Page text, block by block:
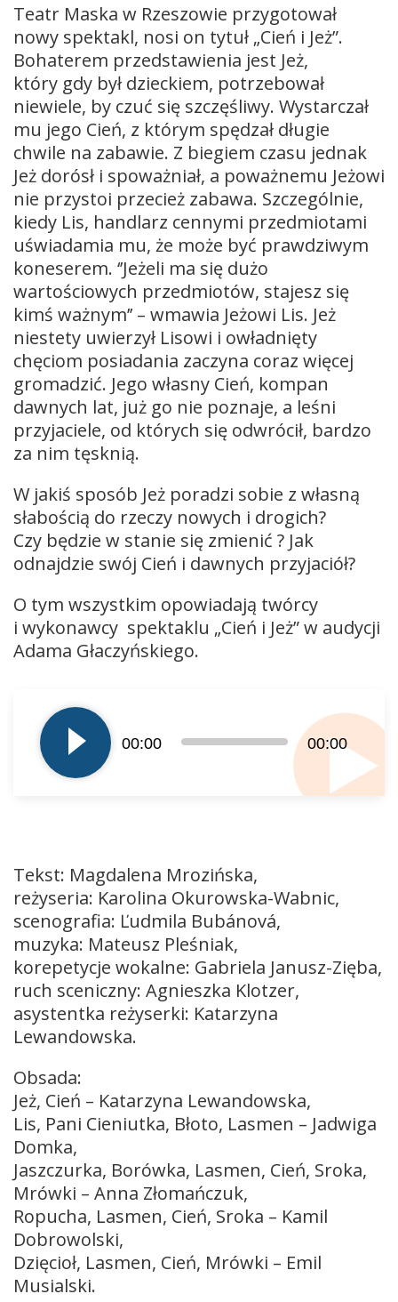
Teatr Maska w Rzeszowie przygotował
nowy spektakl, nosi on tytuł „Cień i Jeż”.
Bohaterem przedstawienia jest Jeż,
który gdy był dzieckiem, potrzebował
niewiele, by czuć się szczęśliwy. Wystarczał
mu jego Cień, z którym spędzał długie
chwile na zabawie. Z biegiem czasu jednak
Jeż dorósł i spoważniał, a poważnemu Jeżowi
nie przystoi przecież zabawa. Szczególnie,
kiedy Lis, handlarz cennymi przedmiotami
uświadamia mu, że może być prawdziwym
koneserem. ‘’Jeżeli ma się dużo
wartościowych przedmiotów, stajesz się
kimś ważnym’’ – wmawia Jeżowi Lis. Jeż
niestety uwierzył Lisowi i owładnięty
chęciom posiadania zaczyna coraz więcej
gromadzić. Jego własny Cień, kompan
dawnych lat, już go nie poznaje, a leśni
przyjaciele, od których się odwrócił, bardzo
za nim tęsknią.
W jakiś sposób Jeż poradzi sobie z własną
słabością do rzeczy nowych i drogich?
Czy będzie w stanie się zmienić ? Jak
odnajdzie swój Cień i dawnych przyjaciół?
O tym wszystkim opowiadają twórcy
i wykonawcy spektaklu „Cień i Jeż” w audycji
Adama Głaczyńskiego.
plików
dźwiękowych
00:00 00:00
Tekst: Magdalena Mrozińska,
reżyseria: Karolina Okurowska-Wabnic,
scenografia: Ľudmila Bubánová,
muzyka: Mateusz Pleśniak,
korepetycje wokalne: Gabriela Janusz-Zięba,
ruch sceniczny: Agnieszka Klotzer,
asystentka reżyserki: Katarzyna
Lewandowska.
Obsada:
Jeż, Cień – Katarzyna Lewandowska,
Lis, Pani Cieniutka, Błoto, Lasmen – Jadwiga
Domka,
Jaszczurka, Borówka, Lasmen, Cień, Sroka,
Mrówki – Anna Złomańczuk,
Ropucha, Lasmen, Cień, Sroka – Kamil
Dobrowolski,
Dzięcioł, Lasmen, Cień, Mrówki – Emil
Musialski.